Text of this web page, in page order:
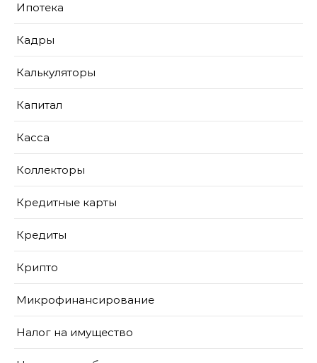
Ипотека
Кадры
Калькуляторы
Капитал
Касса
Коллекторы
Кредитные карты
Кредиты
Крипто
Микрофинансирование
Налог на имущество